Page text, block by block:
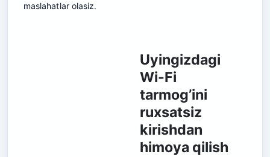
maslahatlar olasiz.
Uyingizdagi
Wi-Fi
tarmog’ini
ruxsatsiz
kirishdan
himoya qilish